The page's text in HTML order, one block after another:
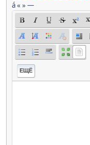
á« »—
ЕЩЁ